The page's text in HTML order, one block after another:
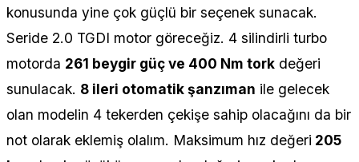
konusunda yine çok güçlü bir seçenek sunacak.
Seride 2.0 TGDI motor göreceğiz. 4 silindirli turbo
motorda 261 beygir güç ve 400 Nm tork değeri
sunulacak. 8 ileri otomatik şanzıman ile gelecek
olan modelin 4 tekerden çekişe sahip olacağını da bir
not olarak eklemiş olalım. Maksimum hız değeri 205